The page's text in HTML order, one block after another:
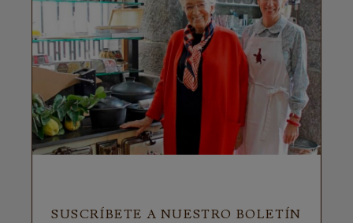
SUSCRÍBETE A NUESTRO BOLETÍN